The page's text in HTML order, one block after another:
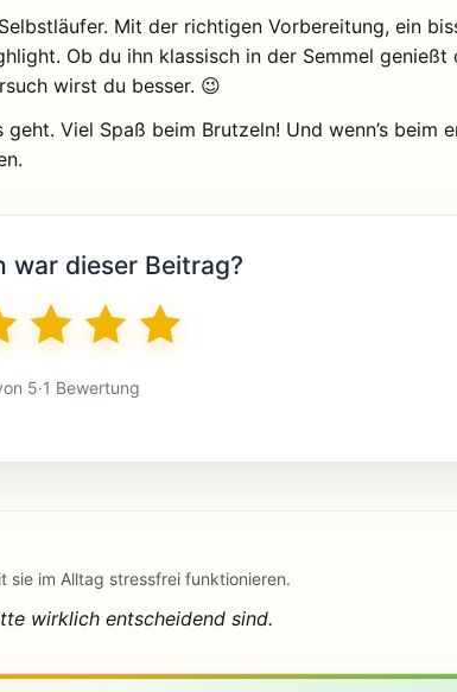
Mit der richtigen Vorbereitung, ein
Ob du ihn klassisch in der Semmel genießt
wirst du besser. 😉
Viel Spaß beim Brutzeln! Und wenn’s beim
war dieser Beitrag?
5·1 Bewertung
im Alltag stressfrei funktionieren.
wirklich entscheidend sind.